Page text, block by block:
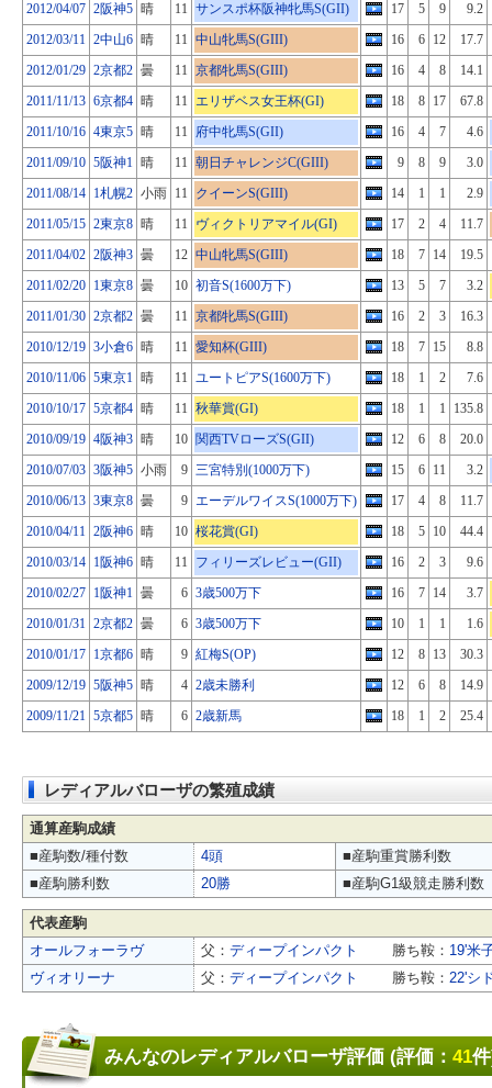
2012/04/07 2阪神5 晴 11 サンスポ杯阪神牝馬S(GII) 17 5 9
9.2
2012/03/11 2中山6 晴 11 中山牝馬S(GIII) 16 6 12
17.7
2012/01/29 2京都2 曇 11 京都牝馬S(GIII) 16 4 8
14.1
2011/11/13 6京都4 晴 11 エリザベス女王杯(GI) 18 8 17 67.8
2011/10/16 4東京5 晴 11 府中牝馬S(GII) 16 4 7
4.6
2011/09/10 5阪神1 晴 11 朝日チャレンジC(GIII) 9 8 9
3.0
2011/08/14 1札幌2 小雨 11 クイーンS(GIII) 14 1 1
2.9
2011/05/15 2東京8 晴 11 ヴィクトリアマイル(GI) 17 2 4
11.7
2011/04/02 2阪神3 曇 12 中山牝馬S(GIII) 18 7 14 19.5
2011/02/20 1東京8 曇 10 初音S(1600万下) 13 5 7
3.2
2011/01/30 2京都2 曇 11 京都牝馬S(GIII) 16 2 3
16.3
2010/12/19 3小倉6 晴 11 愛知杯(GIII) 18 7 15
8.8
2010/11/06 5東京1 晴 11 ユートピアS(1600万下) 18 1 2
7.6
2010/10/17 5京都4 晴 11 秋華賞(GI) 18 1 1 135.8
2010/09/19 4阪神3 晴 10 関西TVローズS(GII) 12 6 8
20.0
2010/07/03 3阪神5 小雨 9 三宮特別(1000万下) 15 6 11
3.2
2010/06/13 3東京8 曇 9 エーデルワイスS(1000万下) 17 4 8
11.7
2010/04/11 2阪神6 晴 10 桜花賞(GI) 18 5 10 44.4
2010/03/14 1阪神6 晴 11 フィリーズレビュー(GII) 16 2 3
9.6
2010/02/27 1阪神1 曇 6 3歳500万下 16 7 14
3.7
2010/01/31 2京都2 曇 6 3歳500万下 10 1 1
1.6
2010/01/17 1京都6 晴 9 紅梅S(OP) 12 8 13
30.3
2009/12/19 5阪神5 晴 4 2歳未勝利 12 6 8
14.9
2009/11/21 5京都5 晴 6 2歳新馬 18 1 2 25.4
レディアルバローザの繁殖成績
通算産駒成績
■産駒数/種付数
4頭
■産駒重賞勝利数
■産駒勝利数
20勝 ■産駒G1級競走勝利数
代表産駒
オールフォーラヴ
父： ディープインパクト 勝ち鞍： 19'米
ヴィオリーナ
父： ディープインパクト 勝ち鞍： 22'シ
みんなのレディアルバローザ評価 (評価： 41